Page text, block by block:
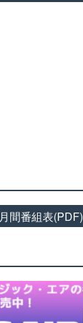
月間番組表(PDF)